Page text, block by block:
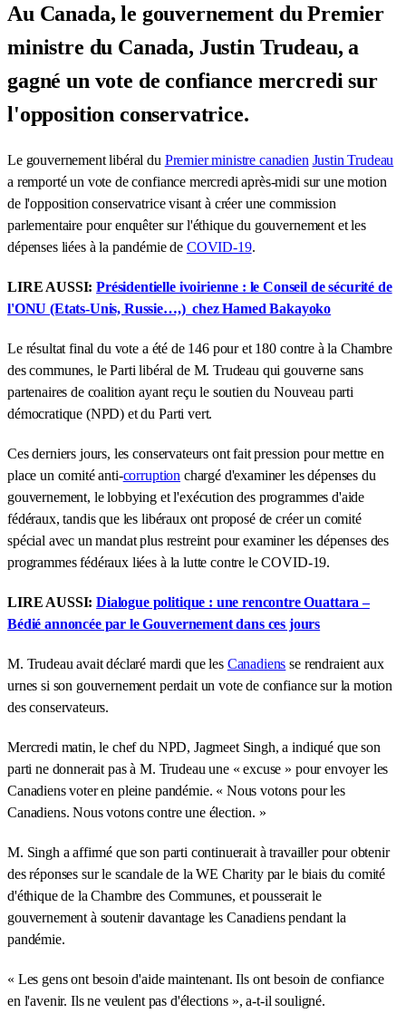
Au Canada, le gouvernement du Premier
ministre du Canada, Justin Trudeau, a
gagné un vote de confiance mercredi sur
l'opposition conservatrice.
Le gouvernement libéral du Premier ministre canadien Justin Trudeau
a remporté un vote de confiance mercredi après-midi sur une motion
de l'opposition conservatrice visant à créer une commission
parlementaire pour enquêter sur l'éthique du gouvernement et les
dépenses liées à la pandémie de COVID-19.
LIRE AUSSI:Présidentielle ivoirienne : le Conseil de sécurité de
l'ONU (Etats-Unis, Russie…,) chez Hamed Bakayoko
Le résultat final du vote a été de 146 pour et 180 contre à la Chambre
des communes, le Parti libéral de M. Trudeau qui gouverne sans
partenaires de coalition ayant reçu le soutien du Nouveau parti
démocratique (NPD) et du Parti vert.
Ces derniers jours, les conservateurs ont fait pression pour mettre en
place un comité anti-corruption chargé d'examiner les dépenses du
gouvernement, le lobbying et l'exécution des programmes d'aide
fédéraux, tandis que les libéraux ont proposé de créer un comité
spécial avec un mandat plus restreint pour examiner les dépenses des
programmes fédéraux liées à la lutte contre le COVID-19.
LIRE AUSSI:Dialogue politique : une rencontre Ouattara –
Bédié annoncée par le Gouvernement dans ces jours
M. Trudeau avait déclaré mardi que les Canadiens se rendraient aux
urnes si son gouvernement perdait un vote de confiance sur la motion
des conservateurs.
Mercredi matin, le chef du NPD, Jagmeet Singh, a indiqué que son
parti ne donnerait pas à M. Trudeau une « excuse » pour envoyer les
Canadiens voter en pleine pandémie. « Nous votons pour les
Canadiens. Nous votons contre une élection. »
M. Singh a affirmé que son parti continuerait à travailler pour obtenir
des réponses sur le scandale de la WE Charity par le biais du comité
d'éthique de la Chambre des Communes, et pousserait le
gouvernement à soutenir davantage les Canadiens pendant la
pandémie.
« Les gens ont besoin d'aide maintenant. Ils ont besoin de confiance
en l'avenir. Ils ne veulent pas d'élections », a-t-il souligné.